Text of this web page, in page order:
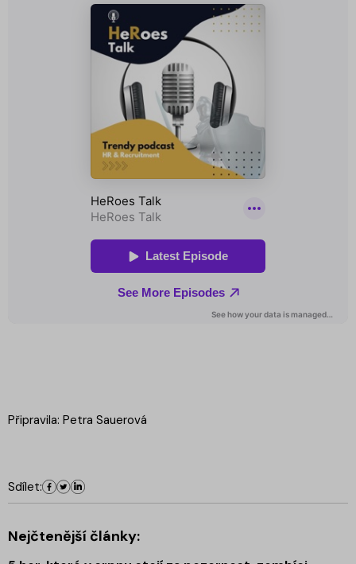
Připravila: Petra Sauerová
Sdílet:
Nejčtenější články: